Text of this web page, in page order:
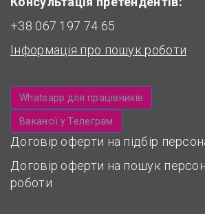
+38 067 197 74 65
Інформація про пошук роботи
Whatsapp для працівників
Вакансії у Телеграм
Договір оферти на підбір
Договір оферти на пошук
роботи